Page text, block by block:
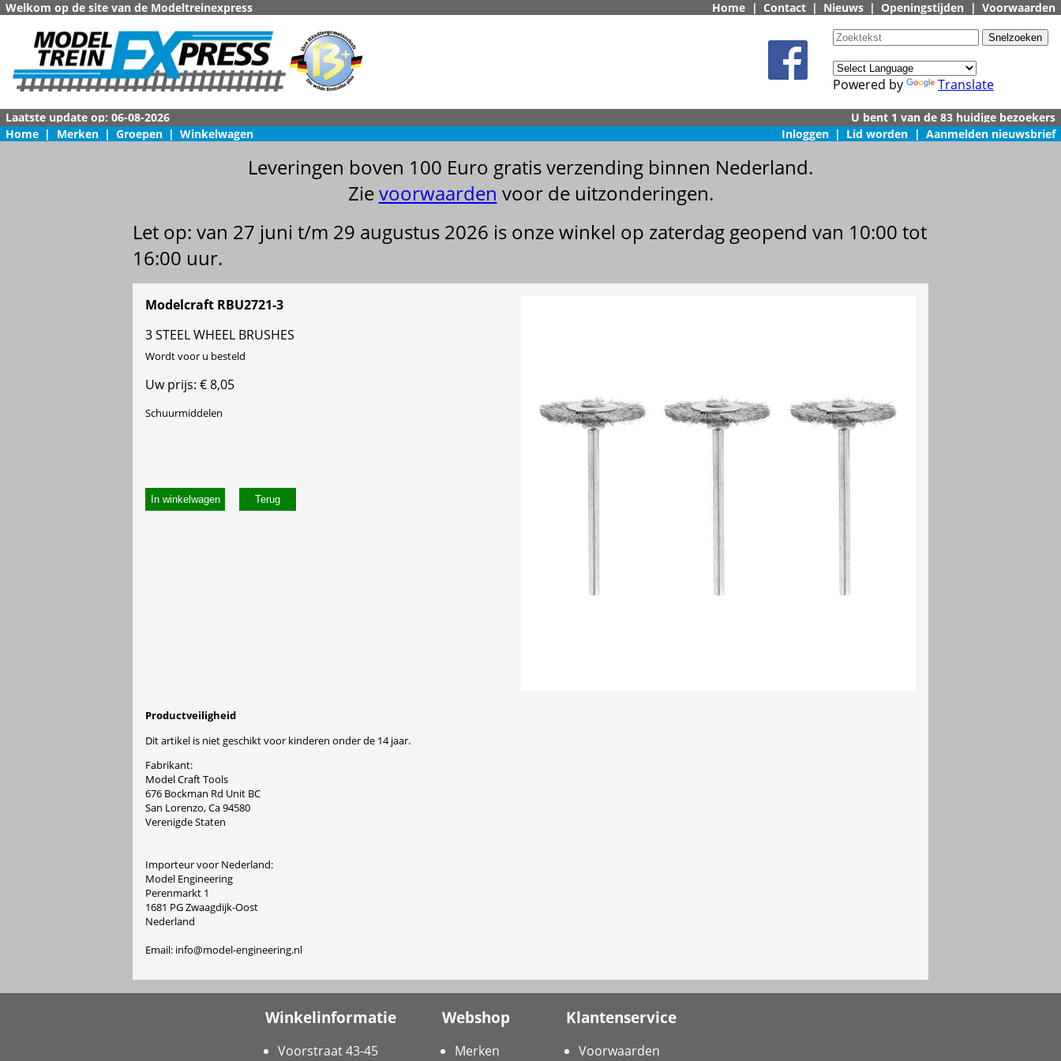
Welkom op de site van de Modeltreinexpress Home | Contact | Nieuws | Openingstijden | Voorwaarden
Powered by Translate
Home | Merken | Groepen | Winkelwagen Inloggen | Lid worden | Aanmelden nieuwsbrief
Leveringen boven 100 Euro gratis verzending binnen Nederland.
Zievoorwaarden voor de uitzonderingen.
Let op: van 27 juni t/m 29 augustus 2026 is onze winkel op zaterdag geopend van 10:00 tot
16:00 uur.
Modelcraft RBU2721-3
3 STEEL WHEEL BRUSHES
Wordt voor u besteld
Uw prijs: € 8,05
Schuurmiddelen
In winkelwagen
Productveiligheid
Dit artikel is niet geschikt voor kinderen onder de 14 jaar.
Fabrikant:
Model Craft Tools
676 Bockman Rd Unit BC
San Lorenzo, Ca 94580
Verenigde Staten
Importeur voor Nederland:
Model Engineering
Perenmarkt 1
1681 PG Zwaagdijk-Oost
Nederland
Email: info@model-engineering.nl
Winkelinformatie
Voorstraat 43-45
Webshop
Merken
Klantenservice
Voorwaarden